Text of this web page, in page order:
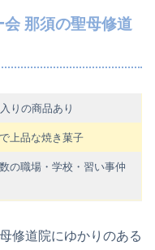
会 那須の聖母修道
りの商品あり
上品な焼き菓子
の職場・学校・習い事仲
修道院にゆかりのある